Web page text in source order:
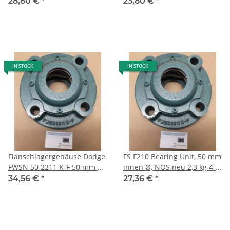
IN STOCK
Flanschlagergehäuse Dodge
FWSN 50 2211 K-F 50 mm Ø
innen Filzdicht. 5,0 kg, L44
34,56 € *
IN STOCK
FS F210 Bearing Unit, 50 mm
innen Ø, NOS neu 2,3 kg 4-
Loch Flanschlager L43
27,36 € *